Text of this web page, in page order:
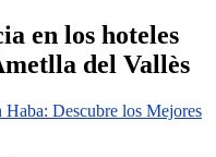
en los hoteles
del Vallès
Haba: Descubre los Mejores